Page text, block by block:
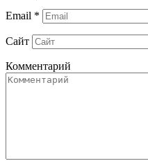
Email *
Сайт
Комментарий